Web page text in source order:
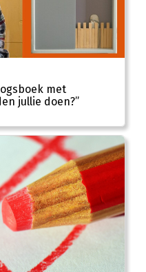
met
jullie doen?”